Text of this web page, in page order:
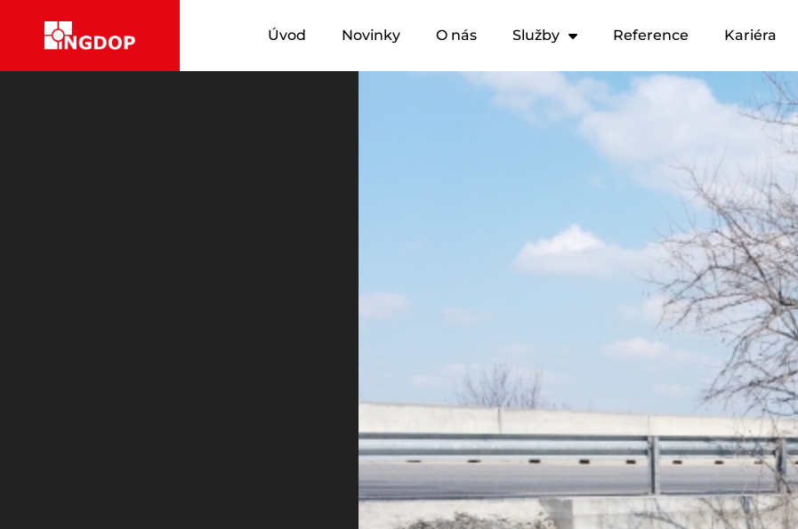
Úvod Novinky O nás Služby Reference Kariéra